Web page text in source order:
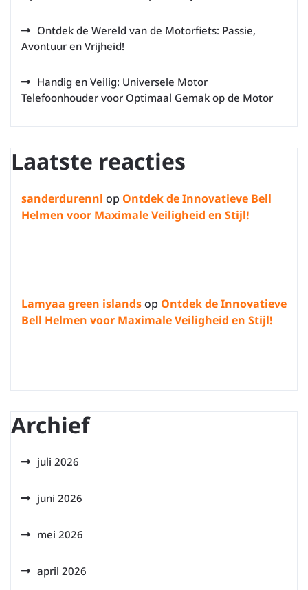
Ontdek de Wereld van de Motorfiets: Passie,
Avontuur en Vrijheid!
Handig en Veilig: Universele Motor
Telefoonhouder voor Optimaal Gemak op de Motor
Laatste reacties
sanderdurennl op Ontdek de Innovatieve Bell
Helmen voor Maximale Veiligheid en Stijl!
Lamyaa green islandsop Ontdek de Innovatieve
Bell Helmen voor Maximale Veiligheid en Stijl!
Archief
juli 2026
juni 2026
mei 2026
april 2026